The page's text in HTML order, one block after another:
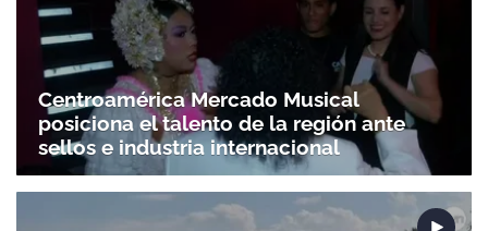
Centroamérica Mercado Musical
posiciona el talento de la región ante
sellos e industria internacional